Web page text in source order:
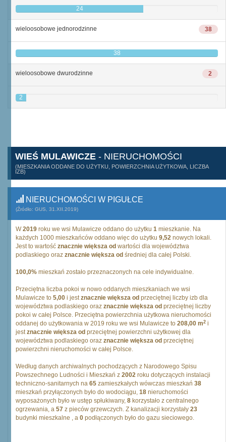
24
38
wieloosobowe jednorodzinne
38
2
wieloosobowe dwurodzinne
2
WIEŚ MULAWICZE - NIERUCHOMOŚCI
(MIESZKANIA ODDANE DO UŻYTKU, POWIERZCHNIA UŻYTKOWA, LICZBA
IZB)
NIERUCHOMOŚCI W PIGUŁCE
(Źródło: GUS, 31.XII.2019)
W2019 roku we wsi Mulawicze oddano do użytku 1 mieszkanie. Na
każdych 1000 mieszkańców oddano więc do użytku 9,52 nowych lokali.
Jest to wartość znacznie większa od wartości dla województwa
podlaskiego oraz znacznie większa od średniej dla całej Polski.
100,0% mieszkań zostało przeznaczonych na cele indywidualne.
Przeciętna liczba pokoi w nowo oddanych mieszkaniach we wsi
Mulawicze to 5,00 i jestznacznie większa od przeciętnej liczby izb dla
województwa podlaskiego oraz znacznie większa od przeciętnej liczby
pokoi w całej Polsce. Przeciętna powierzchnia użytkowa nieruchomości
oddanej do użytkowania w 2019 roku we wsi Mulawicze to 208,00 m2 i
jestznacznie większa od przeciętnej powierzchni użytkowej dla
województwa podlaskiego oraz znacznie większa od przeciętnej
powierzchni nieruchomości w całej Polsce.
Według danych archiwalnych pochodzących z Narodowego Spisu
Powszechnego Ludności i Mieszkań z 2002 roku dotyczących instalacji
techniczno-sanitarnych na 65 zamieszkałych wówczas mieszkań 38
mieszkań przyłączonych było do wodociągu, 18 nieruchomości
wyposażonych było w ustęp spłukiwany, 8 korzystało z centralnego
ogrzewania, a 57 z pieców grzewczych. Z kanalizacji korzystały 23
budynki mieszkalne , a 0 podłączonych było do gazu sieciowego.